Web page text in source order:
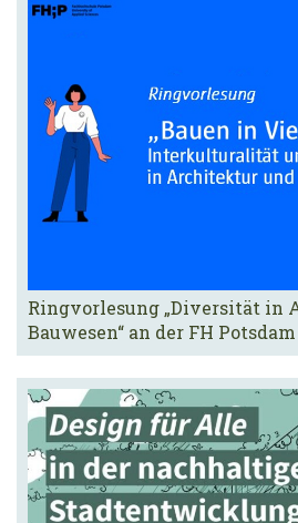
Ringvorlesung „Diversität in
Bauwesen“ an der FH Potsdam